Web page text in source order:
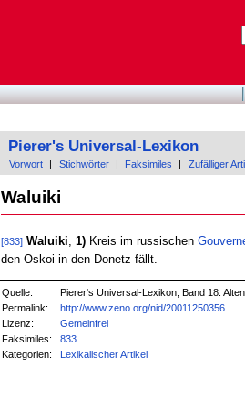
Pierer's Universal-Lexikon
Vorwort Stichwörter Faksimiles Zufälliger
Waluiki
[833] Waluiki 1)Kreis im russischen
den Oskoi in den Donetz fällt.
Quelle:
Pierer's Universal-Lexikon, Band 18.
Permalink:
http://www.zeno.org/nid/20011250356
Lizenz:
Gemeinfrei
Faksimiles:
833
Kategorien:
Lexikalischer Artikel